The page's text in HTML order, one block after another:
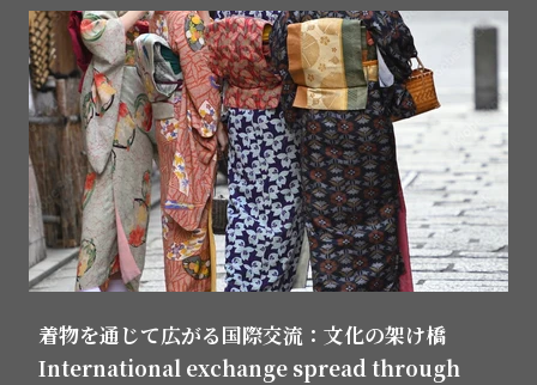
着物を通じて広がる国際交流：文化の架け橋
International exchange spread through